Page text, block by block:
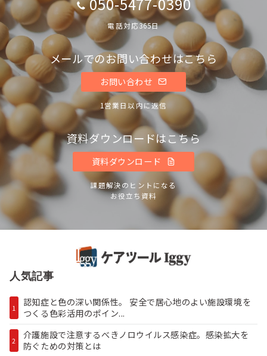
電話対応365日
メールでのお問い合わせはこちら
お問い合わせ
1営業日以内に返信
資料ダウンロードはこちら
資料ダウンロード
課題解決のヒントになる
お役立ち資料
人気記事
1
認知症と色の深い関係性。 安全で居心地のよい施設環境を
つくる色彩活用のポイン...
2
介護施設で注意するべきノロウイルス感染症。感染拡大を
防ぐための対策とは